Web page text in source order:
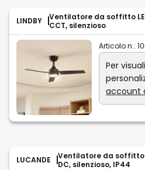
LINDBY
Ventilatore da soffitto
CCT, silenzioso
Articolo n.:
Per
account
LUCANDE
Ventilatore da soffitto
DC, silenzioso, IP44